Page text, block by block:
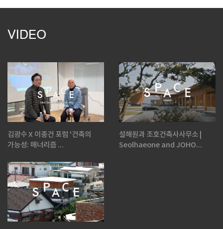
VIDEO
김광수 X 이종건 포럼 '건축의
가능성: 매너리즘 ...
설해원과 조호건축사사무소 |
Seolhaeone and JOHO...